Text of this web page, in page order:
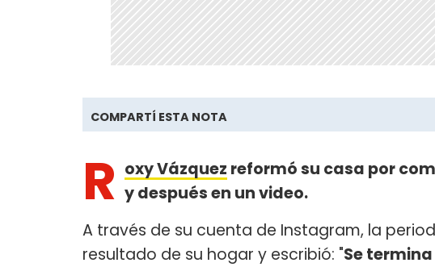
COMPARTÍ ESTA NOTA
R oxy Vázquez reformó su casa por
y después en un video.
A través de su cuenta de Instagram, la
resultado de su hogar y escribió: "Se